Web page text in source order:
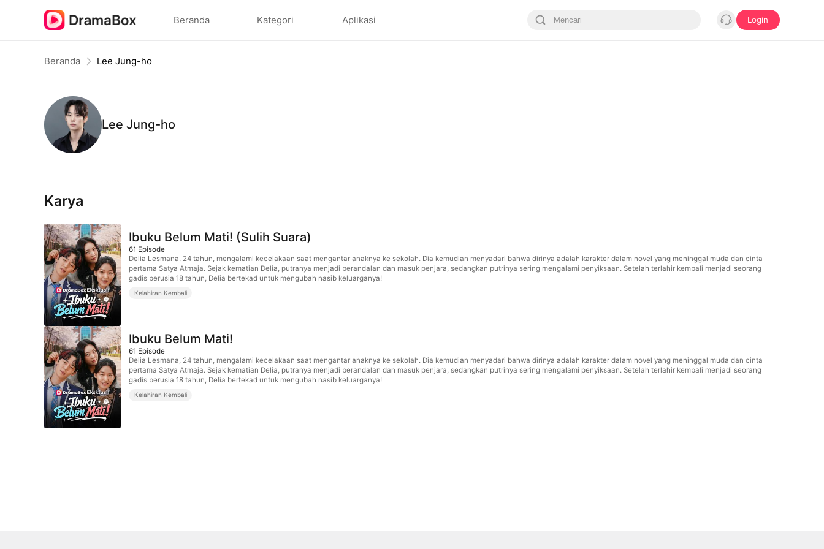
Beranda Kategori Aplikasi Login
Beranda Lee Jung-ho
Lee Jung-ho
Karya
Ibuku Belum Mati! (Sulih Suara)
61 Episode
Delia Lesmana, 24 tahun, mengalami kecelakaan saat mengantar anaknya ke sekolah. Dia kemudian menyadari bahwa dirinya adalah karakter dalam novel yang meninggal muda dan cinta
pertama Satya Atmaja. Sejak kematian Delia, putranya menjadi berandalan dan masuk penjara, sedangkan putrinya sering mengalami penyiksaan. Setelah terlahir kembali menjadi seorang
gadis berusia 18 tahun, Delia bertekad untuk mengubah nasib keluarganya!
Kelahiran Kembali
Ibuku Belum Mati!
61 Episode
Delia Lesmana, 24 tahun, mengalami kecelakaan saat mengantar anaknya ke sekolah. Dia kemudian menyadari bahwa dirinya adalah karakter dalam novel yang meninggal muda dan cinta
pertama Satya Atmaja. Sejak kematian Delia, putranya menjadi berandalan dan masuk penjara, sedangkan putrinya sering mengalami penyiksaan. Setelah terlahir kembali menjadi seorang
gadis berusia 18 tahun, Delia bertekad untuk mengubah nasib keluarganya!
Kelahiran Kembali